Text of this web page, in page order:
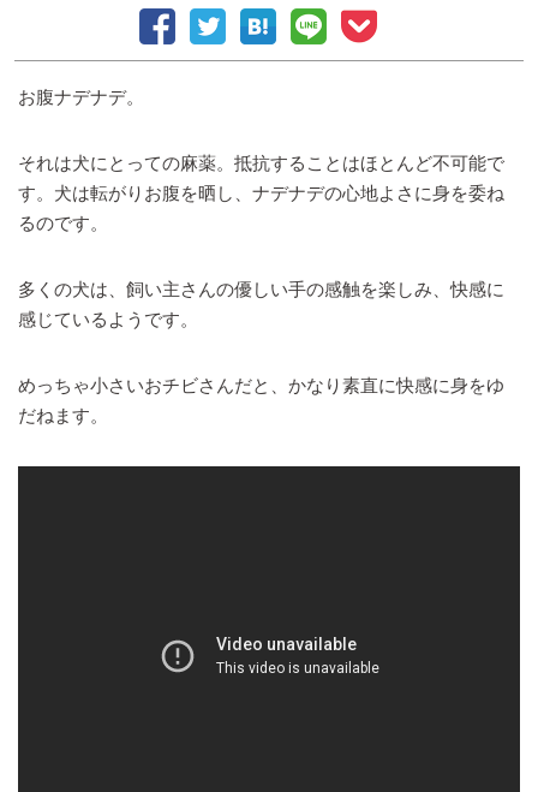
お腹ナデナデ。
それは犬にとっての麻薬。抵抗することはほとんど不可能で
す。犬は転がりお腹を晒し、ナデナデの心地よさに身を委ね
るのです。
多くの犬は、飼い主さんの優しい手の感触を楽しみ、快感に
感じているようです。
めっちゃ小さいおチビさんだと、かなり素直に快感に身をゆ
だねます。